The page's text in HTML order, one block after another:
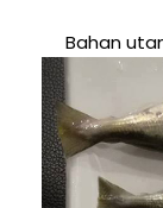
Bahan